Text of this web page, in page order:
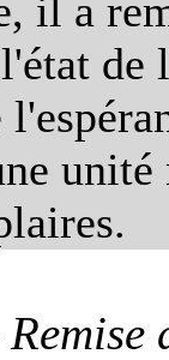
il a
de
Remise